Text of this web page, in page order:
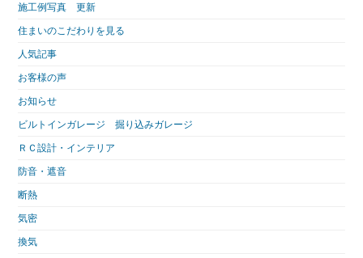
施工例写真 更新
住まいのこだわりを見る
人気記事
お客様の声
お知らせ
ビルトインガレージ 掘り込みガレージ
ＲＣ設計・インテリア
防音・遮音
断熱
気密
換気